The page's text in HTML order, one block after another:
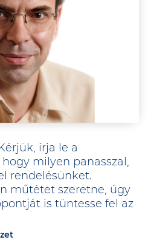
írja le a
milyen panasszal,
rendelésünket.
műtétet szeretne, úgy
is tüntesse fel az